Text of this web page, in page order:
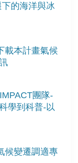
的海洋與冰
載本計畫氣候
團隊-
學到科普-以
候變遷調適專